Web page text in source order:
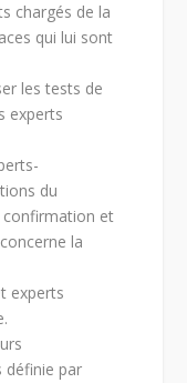
chargés de la
qui lui sont
les tests de
experts
du
confirmation et
la
experts
définie par